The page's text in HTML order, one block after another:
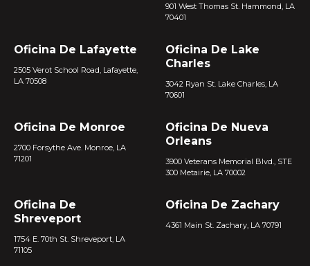
901 West Thomas St. Hammond, LA
70401
Oficina De Lafayette
2505 Verot School Road, Lafayette,
LA 70508
Oficina De Lake
Charles
3042 Ryan St. Lake Charles, LA
70601
Oficina De Monroe
2700 Forsythe Ave. Monroe, LA
71201
Oficina De Nueva
Orleans
3900 Veterans Memorial Blvd., STE
300 Metairie, LA 70002
Oficina De
Shreveport
1754 E. 70th St. Shreveport, LA
71105
Oficina De Zachary
4361 Main St. Zachary, LA 70791